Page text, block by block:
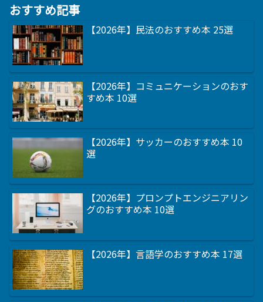
おすすめ記事
【2026年】民法のおすすめ本 25選
【2026年】コミュニケーションのおす
すめ本 10選
【2026年】サッカーのおすすめ本 10
選
【2026年】プロンプトエンジニアリン
グのおすすめ本 10選
【2026年】言語学のおすすめ本 17選